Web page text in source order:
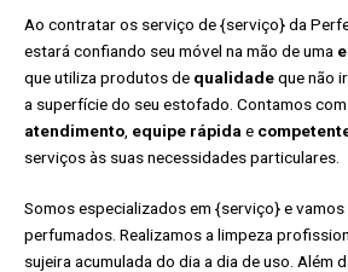
Ao contratar os serviço de {serviço} da
estará confiando seu móvel na mão de uma
que utiliza produtos de qualidadeque não
a superfície do seu estofado. Contamos com
atendimento equipe rápida e
serviços às suas necessidades particulares.
Somos especializados em {serviço} e
perfumados. Realizamos a limpeza
sujeira acumulada do dia a dia de uso. Além